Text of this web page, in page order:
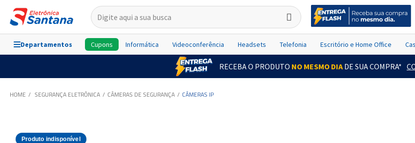
Departamentos Cupons Informática Videoconferência Headsets Telefonia Escritório e Home Office
RECEBA O PRODUTO NO MESMO DIADE SUA COMPRA*
SEGURANÇA ELETRÔNICA CÂMERAS DE SEGURANÇA CÂMERAS IP
Produto indisponível